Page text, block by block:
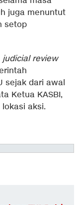
juga menuntut
setop
judicial review
sejak dari awal
Ketua KASBI,
aksi.